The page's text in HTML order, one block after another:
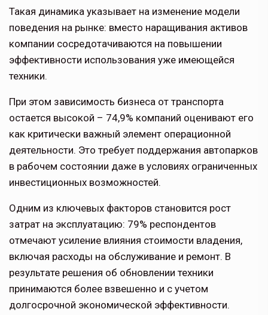
Такая динамика указывает на изменение модели
поведения на рынке: вместо наращивания активов
компании сосредотачиваются на повышении
эффективности использования уже имеющейся
техники.
При этом зависимость бизнеса от транспорта
остается высокой – 74,9% компаний оценивают его
как критически важный элемент операционной
деятельности. Это требует поддержания автопарков
в рабочем состоянии даже в условиях ограниченных
инвестиционных возможностей.
Одним из ключевых факторов становится рост
затрат на эксплуатацию: 79% респондентов
отмечают усиление влияния стоимости владения,
включая расходы на обслуживание и ремонт. В
результате решения об обновлении техники
принимаются более взвешенно и с учетом
долгосрочной экономической эффективности.